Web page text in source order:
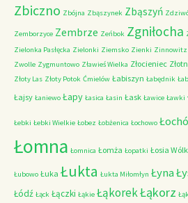
Zbiczno Zbójna Zbąszynek Zbąszyń
Zemborzyce Zembrze Zeńbok Zgniłocha
Zielonka Pasłęcka Zielonki Ziemsko Zienki Zinnowitz
Zwolle Zygmuntowo Zławieś Wielka Złocieniec
Złoty Las Złoty Potok Ćmielów Łabiszyn Łabędnik
Łajsy Łaniewo Łapy Łasica Łasin Łask Ławice Ławki
Łebki Łebki Wielkie Łobez Łobżenica Łochowo
Łomna Łomnica Łomża Łopatki Łosia
Łubowo Łuka Łukta Łukta Miłomłyn Łyna
Łódź Łąck Łączki Łąkie ŁąkorekŁąkorz